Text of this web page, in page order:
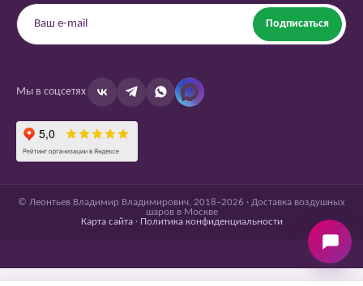
Подписаться
Мы в соцсетях
© Леонтьев Владимир Владимирович, 2018–2026 · Доставка воздушных
шаров в Москве
Карта сайта· Политика конфиденциальности